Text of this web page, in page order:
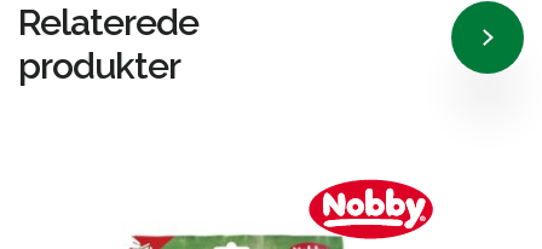
Relaterede
produkter